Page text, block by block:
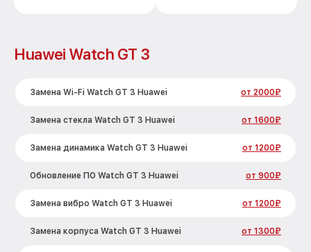
Huawei Watch GT 3
Замена Wi-Fi Watch GT 3 Huawei от 2000₽
Замена стекла Watch GT 3 Huawei от 1600₽
Замена динамика Watch GT 3 Huawei от 1200₽
Обновление ПО Watch GT 3 Huawei от 900₽
Замена вибро Watch GT 3 Huawei от 1200₽
Замена корпуса Watch GT 3 Huawei от 1300₽